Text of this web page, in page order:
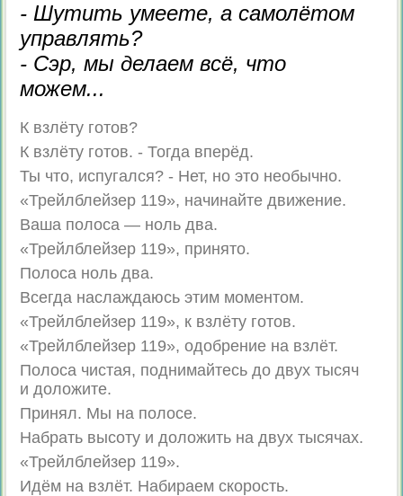
- Шутить умеете, а самолётом
управлять?
- Сэр, мы делаем всё, что
можем...
К взлёту готов?
К взлёту готов. - Тогда вперёд.
Ты что, испугался? - Нет, но это необычно.
«Трейлблейзер 119», начинайте движение.
Ваша полоса — ноль два.
«Трейлблейзер 119», принято.
Полоса ноль два.
Всегда наслаждаюсь этим моментом.
«Трейлблейзер 119», к взлёту готов.
«Трейлблейзер 119», одобрение на взлёт.
Полоса чистая, поднимайтесь до двух тысяч
и доложите.
Принял. Мы на полосе.
Набрать высоту и доложить на двух тысячах.
«Трейлблейзер 119».
Идём на взлёт. Набираем скорость.